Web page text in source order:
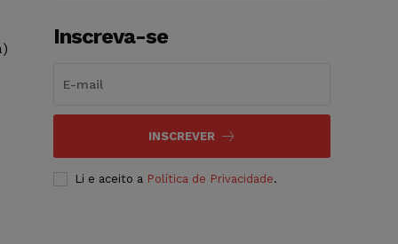
Inscreva-se
INSCREVER
Li e aceito a Política de Privacidade.